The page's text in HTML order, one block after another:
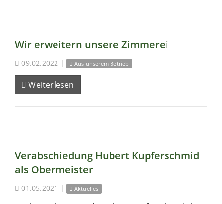
Wir erweitern unsere Zimmerei
09.02.2022 | Aus unserem Betrieb
Weiterlesen
Verabschiedung Hubert Kupferschmid
als Obermeister
01.05.2021 | Aktuelles